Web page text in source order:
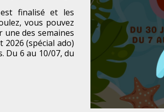
finalisé et les
vous pouvez
des semaines
(spécial ado)
Du 6 au 10/07, du